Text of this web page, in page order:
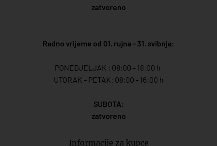
zatvoreno
Radno vrijeme od 01. rujna - 31. svibnja:
PONEDJELJAK : 08:00 - 18:00 h
UTORAK - PETAK: 08:00 - 16:00 h
SUBOTA:
zatvoreno
Informacije za kupce